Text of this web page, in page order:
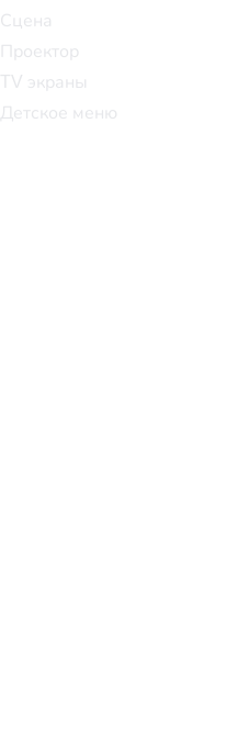
Сцена
Проектор
TV экраны
Детское меню